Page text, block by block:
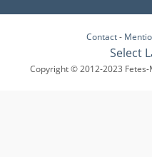
Contact-
Select
Copyright © 2012-2023